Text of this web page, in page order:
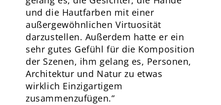
und die Hautfarben mit einer
außergewöhnlichen Virtuosität
darzustellen. Außerdem hatte er ein
sehr gutes Gefühl für die Komposition
der Szenen, ihm gelang es, Personen,
Architektur und Natur zu etwas
wirklich Einzigartigem
zusammenzufügen.“